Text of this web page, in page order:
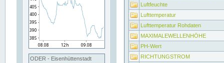
ODER - Eisenhüttenstadt
Luftfeuchte
Lufttemperatur
Lufttemperatur Rohdaten
MAXIMALEWELLENHÖHE
PH-Wert
RICHTUNGSTROM